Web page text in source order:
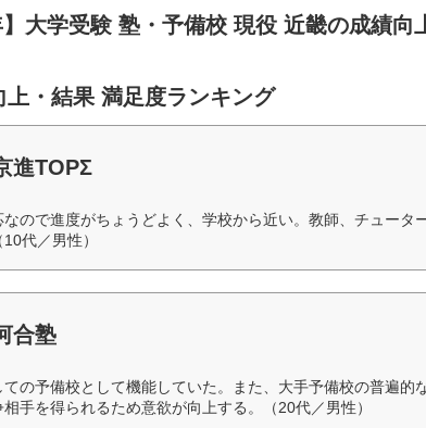
】大学受験 塾・予備校 現役 近畿の成績
上・結果 満足度ランキング
進TOPΣ
なので進度がちょうどよく、学校から近い。教師、チュータ
代／男性）
合塾
ての予備校として機能していた。また、大手予備校の普遍的
相手を得られるため意欲が向上する。（20代／男性）